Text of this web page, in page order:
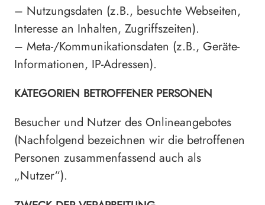
– Nutzungsdaten (z.B., besuchte Webseiten,
Interesse an Inhalten, Zugriffszeiten).
– Meta-/Kommunikationsdaten (z.B., Geräte-
Informationen, IP-Adressen).
KATEGORIEN BETROFFENER PERSONEN
Besucher und Nutzer des Onlineangebotes
(Nachfolgend bezeichnen wir die betroffenen
Personen zusammenfassend auch als
„Nutzer“).